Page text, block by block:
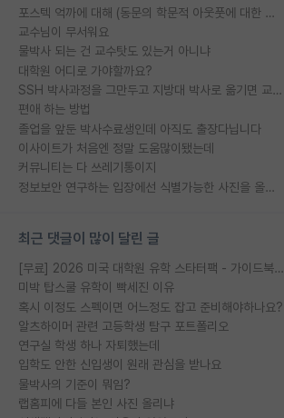
포스텍 억까에 대해 (동문의 학문적 아웃풋에 대한 반박)
교수님이 무서워요
물박사 되는 건 교수탓도 있는거 아니냐
대학원 어디로 가야할까요?
SSH 박사과정을 그만두고 지방대 박사로 옮기면 교수의 꿈은 끝일까요?
편애 하는 방법
졸업을 앞둔 박사수료생인데 아직도 출장다닙니다
이사이트가 처음엔 정말 도움많이됐는데
커뮤니티는 다 쓰레기통이지
정보보안 연구하는 입장에선 식별가능한 사진을 올리는건 비추이긴함
최근 댓글이 많이 달린 글
[무료] 2026 미국 대학원 유학 스타터팩 - 가이드북 & 합격자 컨택메일 템플릿
미박 탑스쿨 유학이 빡세진 이유
혹시 이정도 스펙이면 어느정도 잡고 준비해야하나요?
알츠하이머 관련 고등학생 탐구 포트폴리오
연구실 학생 하나 자퇴했는데
입학도 안한 신입생이 원래 관심을 받나요
물박사의 기준이 뭐임?
랩홈피에 다들 본인 사진 올리냐